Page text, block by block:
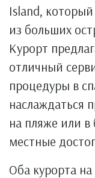
Island,
из больших
Курорт
отличный
процедуры в
наслаждаться
на пляже или в
местные
Оба курорта